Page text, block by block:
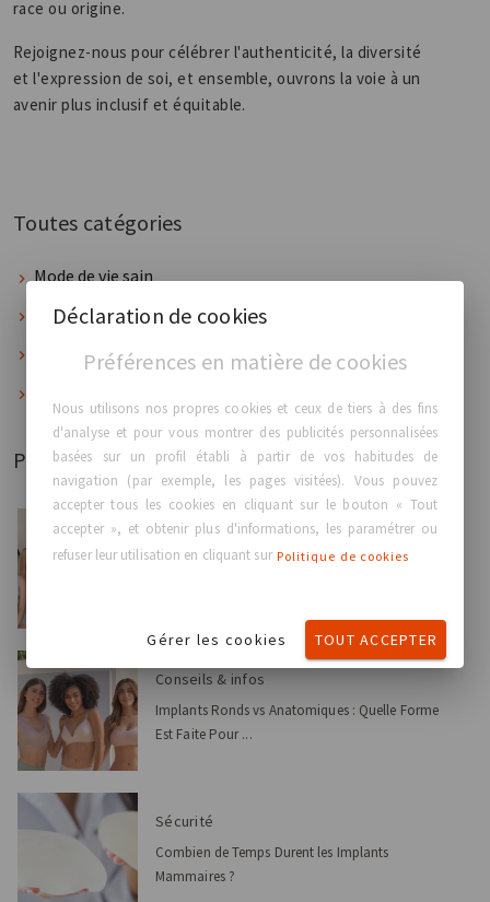
race ou origine.
Rejoignez-nous pour célébrer l'authenticité, la diversité
et l'expression de soi, et ensemble, ouvrons la voie à un
avenir plus inclusif et équitable.
Toutes catégories
Mode de vie sain
Conseils & infos
Sécurité
Publié récemment
Conseils & infos
Transfert de Graisse vs Implants Mammaires :
Conseils & infos
Implants Ronds vs Anatomiques : Quelle Forme
Est Faite Pour ...
Sécurité
Combien de Temps Durent les Implants
Mammaires ?
Déclaration de cookies
Préférences en matière de cookies
Nous utilisons nos propres cookies et ceux de tiers à des fins
d'analyse et pour vous montrer des publicités personnalisées
basées sur un profil établi à partir de vos habitudes de
navigation (par exemple, les pages visitées). Vous pouvez
accepter tous les cookies en cliquant sur le bouton « Tout
accepter », et obtenir plus d'informations, les paramétrer ou
refuser leur utilisation en cliquant sur Politique de cookies
Gérer les cookies TOUT ACCEPTER